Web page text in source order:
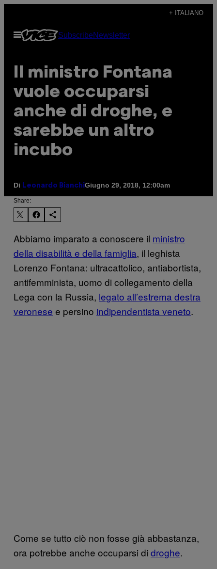
contenuto
+ ITALIANO
Apri
SubscribeNewsletter
Il ministro Fontana
vuole occuparsi
anche di droghe, e
sarebbe un altro
incubo
Di Leonardo BianchiGiugno 29, 2018, 12:00am
Share:
Abbiamo imparato a conoscere il ministro
della disabilità e della famiglia, il leghista
Lorenzo Fontana: ultracattolico, antiabortista,
antifemminista, uomo di collegamento della
Lega con la Russia, legato all’estrema destra
veronese e persino indipendentista veneto.
Come se tutto ciò non fosse già abbastanza,
ora potrebbe anche occuparsi di droghe.